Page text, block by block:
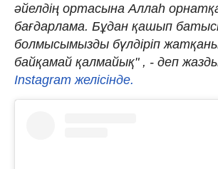
әйелдің ортасына Аллаһ
бағдарлама. Бұдан қашып
болмысымызды бүлдіріп
байқамай қалмайық" , - деп
Instagram желісінде.